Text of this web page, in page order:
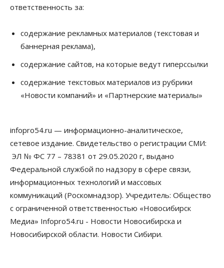
Расходы новосибирцев на спорт выросли на 40%
за полгода
07 Августа 2026, 14:35
07 Августа 2026, 14:00
07 Августа 2026, 13:55
Авто Общество
Треть автовладельцев в Новосибирской области
«поставили машины на прикол»
07 Августа 2026, 13:00
Власть
Школы, библиотеки, пешеходные тротуары:
депутаты Госдумы контролируют работы на
социальных объектах
07 Августа 2026, 12:35
ответственность за:
содержание рекламных материалов (текстовая и
баннерная реклама),
содержание сайтов, на которые ведут гиперссылки
содержание текстовых материалов из рубрики
«Новости компаний» и «Партнерские материалы»
infopro54.ru — информационно-аналитическое,
сетевое издание. Свидетельство о регистрации СМИ:
ЭЛ № ФС 77 – 78381 от 29.05.2020 г, выдано
Федеральной службой по надзору в сфере связи,
информационных технологий и массовых
коммуникаций (Роскомнадзор). Учредитель: Общество
с ограниченной ответственностью «Новосибирск
Медиа» Infopro54.ru - Новости Новосибирска и
Новосибирской области. Новости Сибири.